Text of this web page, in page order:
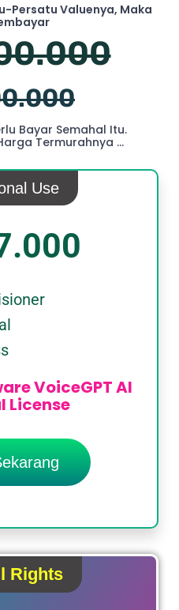
Persatu Valuenya, Maka
Bayar Semahal Itu.
Termurahnya ...
Use
VoiceGPT AI
License
Rights